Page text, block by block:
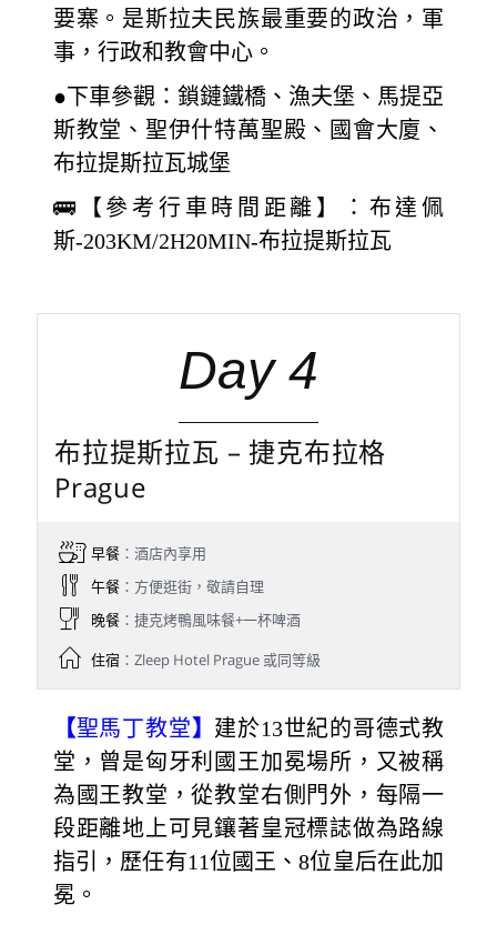
要寨。是斯拉夫民族最重要的政治，軍
事，行政和教會中心。
●下車參觀：鎖鏈鐵橋、漁夫堡、馬提亞
斯教堂、聖伊什特萬聖殿、國會大廈、
布拉提斯拉瓦城堡
🚌【參考行車時間距離】：布達佩
斯-203KM/2H20MIN-布拉提斯拉瓦
Day 4
布拉提斯拉瓦 – 捷克布拉格
Prague
早餐：酒店內享用
午餐：方便逛街，敬請自理
晚餐：捷克烤鴨風味餐+一杯啤酒
住宿：Zleep Hotel Prague 或同等級
【聖馬丁教堂】 建於13世紀的哥德式教
堂，曾是匈牙利國王加冕場所，又被稱
為國王教堂，從教堂右側門外，每隔一
段距離地上可見鑲著皇冠標誌做為路線
指引，歷任有11位國王、8位皇后在此加
冕。